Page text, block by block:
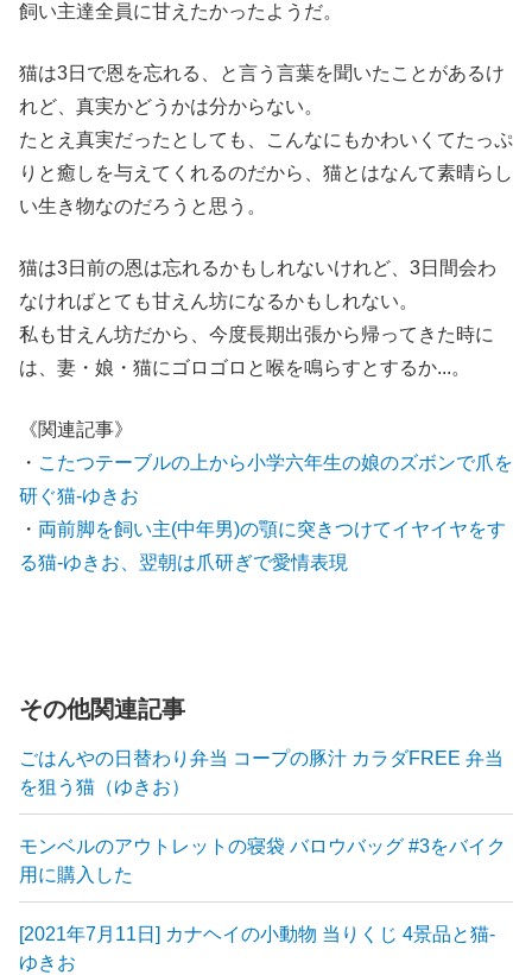
飼い主達全員に甘えたかったようだ。
猫は3日で恩を忘れる、と言う言葉を聞いたことがあるけ
れど、真実かどうかは分からない。
たとえ真実だったとしても、こんなにもかわいくてたっぷ
りと癒しを与えてくれるのだから、猫とはなんて素晴らし
い生き物なのだろうと思う。
猫は3日前の恩は忘れるかもしれないけれど、3日間会わ
なければとても甘えん坊になるかもしれない。
私も甘えん坊だから、今度長期出張から帰ってきた時に
は、妻・娘・猫にゴロゴロと喉を鳴らすとするか...。
《関連記事》
・ こたつテーブルの上から小学六年生の娘のズボンで爪を
研ぐ猫-ゆきお
・ 両前脚を飼い主(中年男)の顎に突きつけてイヤイヤをす
る猫-ゆきお、翌朝は爪研ぎで愛情表現
その他関連記事
ごはんやの日替わり弁当 コープの豚汁 カラダFREE 弁当
を狙う猫（ゆきお）
モンベルのアウトレットの寝袋 バロウバッグ #3をバイク
用に購入した
[2021年7月11日] カナヘイの小動物 当りくじ 4景品と猫-
ゆきお